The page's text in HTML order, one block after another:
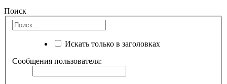
Поиск
Искать только в заголовках
Сообщения пользователя: